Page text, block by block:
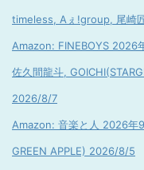
timeless, Aぇ!group, 尾崎
Amazon: FINEBOYS
佐久間龍斗,
2026/8/7
Amazon: 音楽と人 2026年
GREEN APPLE) 2026/8/5